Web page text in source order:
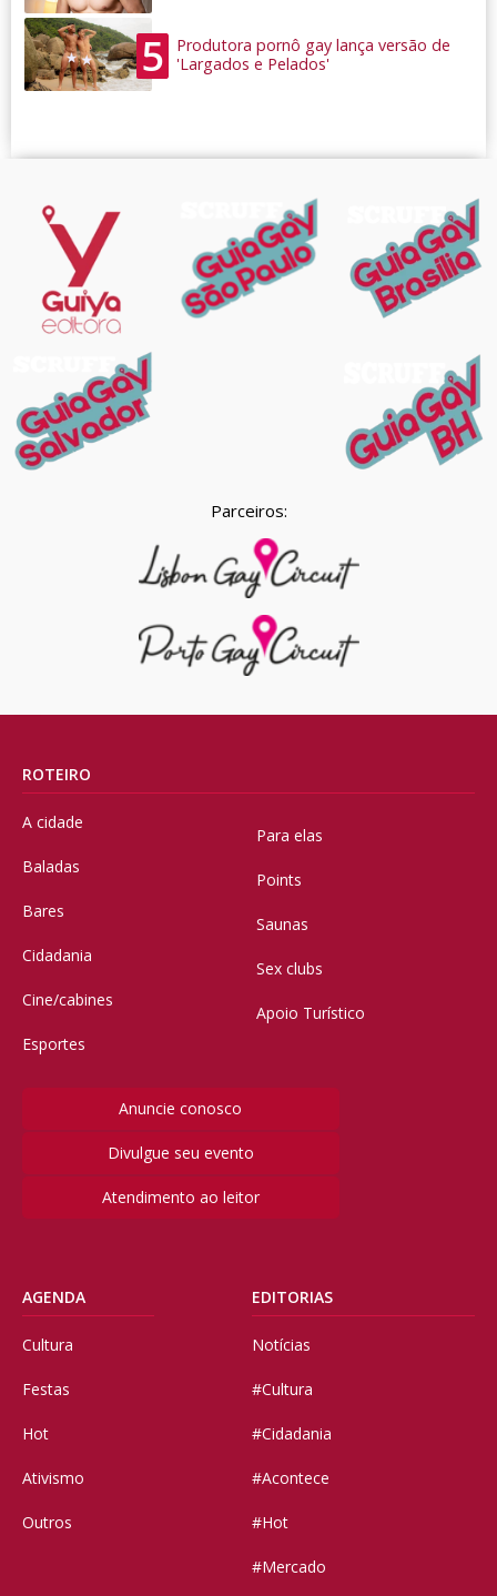
5
Produtora pornô gay lança versão de
'Largados e Pelados'
Parceiros:
ROTEIRO
A cidade
Baladas
Bares
Cidadania
Cine/cabines
Esportes
Para elas
Points
Saunas
Sex clubs
Apoio Turístico
Anuncie conosco
Divulgue seu evento
Atendimento ao leitor
AGENDA
Cultura
Festas
Hot
Ativismo
Outros
EDITORIAS
Notícias
#Cultura
#Cidadania
#Acontece
#Hot
#Mercado